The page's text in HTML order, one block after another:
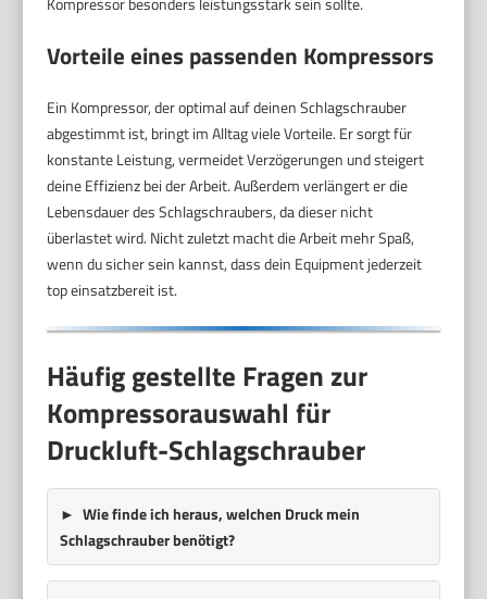
Vorteile eines passenden Kompressors
Ein Kompressor, der optimal auf deinen Schlagschrauber
abgestimmt ist, bringt im Alltag viele Vorteile. Er sorgt für
konstante Leistung, vermeidet Verzögerungen und steigert
deine Effizienz bei der Arbeit. Außerdem verlängert er die
Lebensdauer des Schlagschraubers, da dieser nicht
überlastet wird. Nicht zuletzt macht die Arbeit mehr Spaß,
wenn du sicher sein kannst, dass dein Equipment jederzeit
top einsatzbereit ist.
Häufig gestellte Fragen zur
Kompressorauswahl für
Druckluft-Schlagschrauber
Wie finde ich heraus, welchen Druck mein
Schlagschrauber benötigt?